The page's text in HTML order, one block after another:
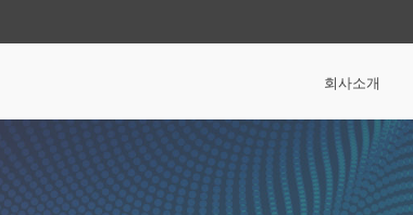
회사소개